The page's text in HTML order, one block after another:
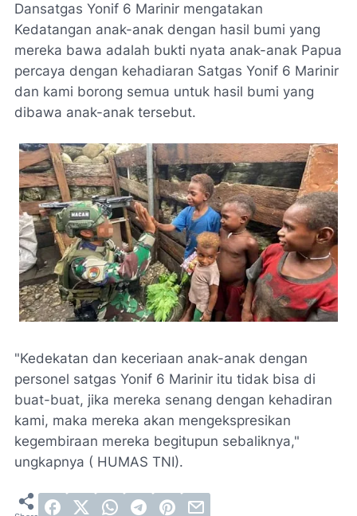
Dansatgas Yonif 6 Marinir mengatakan
Kedatangan anak-anak dengan hasil bumi yang
mereka bawa adalah bukti nyata anak-anak Papua
percaya dengan kehadiaran Satgas Yonif 6 Marinir
dan kami borong semua untuk hasil bumi yang
dibawa anak-anak tersebut.
"Kedekatan dan keceriaan anak-anak dengan
personel satgas Yonif 6 Marinir itu tidak bisa di
buat-buat, jika mereka senang dengan kehadiran
kami, maka mereka akan mengekspresikan
kegembiraan mereka begitupun sebaliknya,"
ungkapnya ( HUMAS TNI).